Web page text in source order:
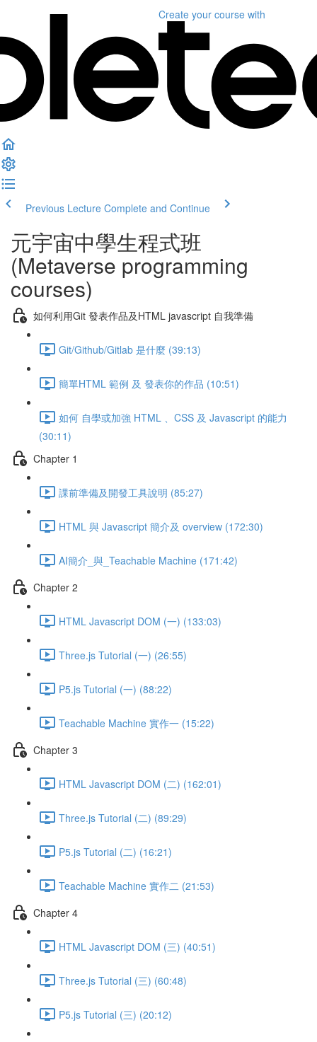
Create your course with
Previous Lecture Complete and Continue
元宇宙中學生程式班
(Metaverse programming
courses)
如何利用Git 發表作品及HTML javascript 自我準備
Git/Github/Gitlab 是什麼 (39:13)
簡單HTML 範例 及 發表你的作品 (10:51)
如何 自學或加強 HTML 、CSS 及 Javascript 的能力
(30:11)
Chapter 1
課前準備及開發工具說明 (85:27)
HTML 與 Javascript 簡介及 overview (172:30)
AI簡介_與_Teachable Machine (171:42)
Chapter 2
HTML Javascript DOM (一) (133:03)
Three.js Tutorial (一) (26:55)
P5.js Tutorial (一) (88:22)
Teachable Machine 實作一 (15:22)
Chapter 3
HTML Javascript DOM (二) (162:01)
Three.js Tutorial (二) (89:29)
P5.js Tutorial (二) (16:21)
Teachable Machine 實作二 (21:53)
Chapter 4
HTML Javascript DOM (三) (40:51)
Three.js Tutorial (三) (60:48)
P5.js Tutorial (三) (20:12)